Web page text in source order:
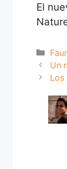
El
Un
Los